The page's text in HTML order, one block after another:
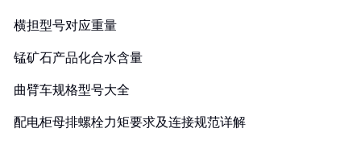
横担型号对应重量
锰矿石产品化合水含量
曲臂车规格型号大全
配电柜母排螺栓力矩要求及连接规范详解